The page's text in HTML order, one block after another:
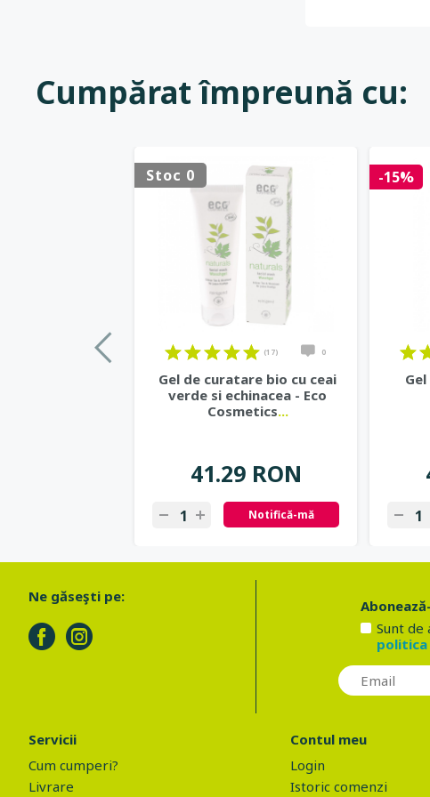
Cumpărat împreună cu:
Stoc 0
(17) 0
Gel de curatare bio cu ceai
verde si echinacea - Eco
Cosmetics...
41.29 RON
Notifică-mă
-15%
Ne găseşti pe:
Sunt de
Servicii
Cum cumperi?
Livrare
Contul meu
Login
Istoric comenzi